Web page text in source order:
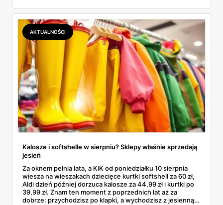
kosztuje i po czym poznać, że sprzedawca nie wciska nam
podróbki. Spisałam wszystko, czego się dowiedziałam —
łącznie z jedną wpadką, o której za chwilę.
AKTUALNOŚCI
Kalosze i softshelle w sierpniu? Sklepy właśnie sprzedają
jesień
Za oknem pełnia lata, a KiK od poniedziałku 10 sierpnia
wiesza na wieszakach dziecięce kurtki softshell za 60 zł,
Aldi dzień później dorzuca kalosze za 44,99 zł i kurtki po
39,99 zł. Znam ten moment z poprzednich lat aż za
dobrze: przychodzisz po klapki, a wychodzisz z jesienną